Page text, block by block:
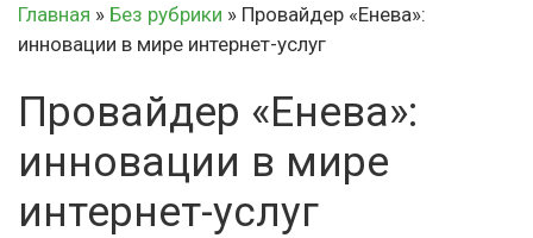
Главная » Без рубрики » Провайдер «Енева»:
инновации в мире интернет-услуг
Провайдер «Енева»:
инновации в мире
интернет-услуг